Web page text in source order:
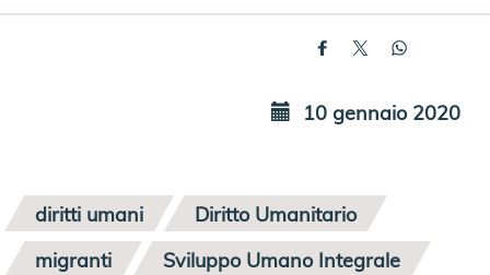
10 gennaio 2020
diritti umani
Diritto Umanitario
migranti
Sviluppo Umano Integrale